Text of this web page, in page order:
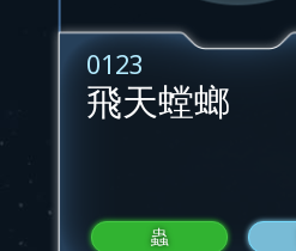
0123
飛天螳螂
蟲